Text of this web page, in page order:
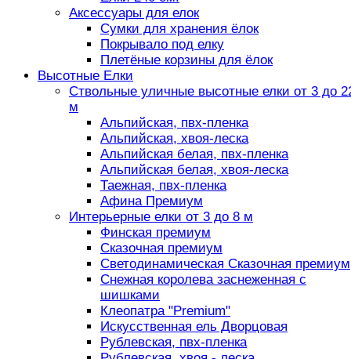
Аксессуары для елок
Сумки для хранения ёлок
Покрывало под елку
Плетёные корзины для ёлок
Высотные Елки
Ствольные уличные высотные елки от 3 до
м
Альпийская, пвх-пленка
Альпийская, хвоя-леска
Альпийская белая, пвх-пленка
Альпийская белая, хвоя-леска
Таежная, пвх-пленка
Афина Премиум
Интерьерные елки от 3 до 8 м
Финская премиум
Сказочная премиум
Светодинамическая Сказочная премиум
Снежная королева заснеженная с
шишками
Клеопатра "Premium"
Искусственная ель Дворцовая
Рублевская, пвх-пленка